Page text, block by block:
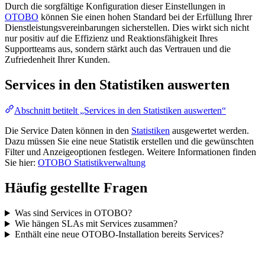
Durch die sorgfältige Konfiguration dieser Einstellungen in
OTOBO können Sie einen hohen Standard bei der Erfüllung Ihrer
Dienstleistungsvereinbarungen sicherstellen. Dies wirkt sich nicht
nur positiv auf die Effizienz und Reaktionsfähigkeit Ihres
Supportteams aus, sondern stärkt auch das Vertrauen und die
Zufriedenheit Ihrer Kunden.
Services in den Statistiken auswerten
Abschnitt betitelt „Services in den Statistiken auswerten“
Die Service Daten können in den Statistiken ausgewertet werden.
Dazu müssen Sie eine neue Statistik erstellen und die gewünschten
Filter und Anzeigeoptionen festlegen. Weitere Informationen finden
Sie hier: OTOBO Statistikverwaltung
Häufig gestellte Fragen
Was sind Services in OTOBO?
Wie hängen SLAs mit Services zusammen?
Enthält eine neue OTOBO-Installation bereits Services?